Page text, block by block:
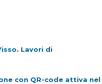
Lavori di
con QR-code attiva nel